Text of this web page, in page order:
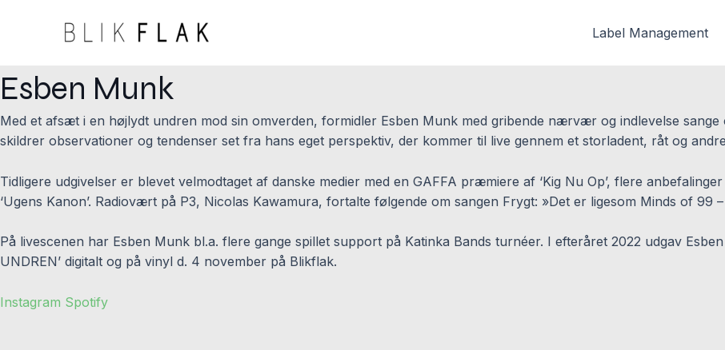
Label Management
Esben Munk
Med et afsæt i en højlydt undren mod sin omverden, formidler Esben Munk med gribende nærvær og indlevelse
skildrer observationer og tendenser set fra hans eget perspektiv, der kommer til live gennem et storladent, råt og
Tidligere udgivelser er blevet velmodtaget af danske medier med en GAFFA præmiere af ‘Kig Nu Op’, flere
‘Ugens Kanon’. Radiovært på P3, Nicolas Kawamura, fortalte følgende om sangen Frygt: »Det er ligesom Minds of 99
På livescenen har Esben Munk bl.a. flere gange spillet support på Katinka Bands turnéer. I efteråret 2022 udgav
UNDREN’ digitalt og på vinyl d. 4 november på Blikflak.
Instagram Spotify